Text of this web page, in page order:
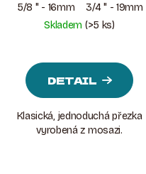
K5/8 " - 16mm 3/4 " - 19mm
Skladem (>5 ks)
DETAIL
Klasická, jednoduchá přezka
vyrobená z mosazi.